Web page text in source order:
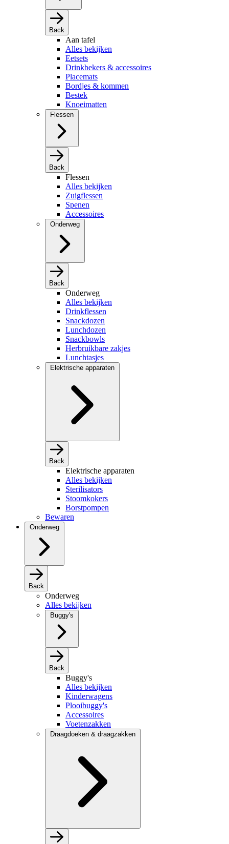
Back
Aan tafel
Alles bekijken
Eetsets
Drinkbekers & accessoires
Placemats
Bordjes & kommen
Bestek
Knoeimatten
Flessen
Back
Flessen
Alles bekijken
Zuigflessen
Spenen
Accessoires
Onderweg
Back
Onderweg
Alles bekijken
Drinkflessen
Snackdozen
Lunchdozen
Snackbowls
Herbruikbare zakjes
Lunchtasjes
Elektrische apparaten
Back
Elektrische apparaten
Alles bekijken
Sterilisators
Stoomkokers
Borstpompen
Bewaren
Onderweg
Back
Onderweg
Alles bekijken
Buggy's
Back
Buggy's
Alles bekijken
Kinderwagens
Plooibuggy's
Accessoires
Voetenzakken
Draagdoeken & draagzakken